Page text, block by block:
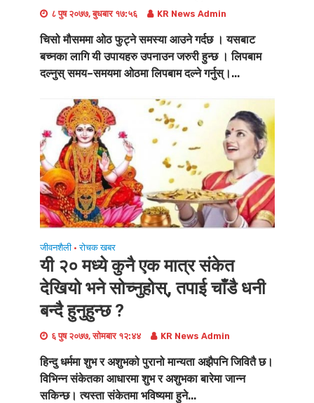
८ पुष २०७७, बुधबार १७:५६ KR News Admin
चिसो मौसममा ओठ फुट्ने समस्या आउने गर्दछ । यसबाट
बच्नका लागि यी उपायहरु उपनाउन जरुरी हुन्छ । लिपबाम
दल्नुस् समय–समयमा ओठमा लिपबाम दल्ने गर्नुस्।...
जीवनशैली • रोचक खबर
यी २० मध्ये कुनै एक मात्र संकेत
देखियो भने सोच्नुहोस्, तपाई चाँडै धनी
बन्दै हुनुहुन्छ ?
६ पुष २०७७, सोमबार १२:४४ KR News Admin
हिन्दु धर्ममा शुभ र अशुभको पुरानो मान्यता अझैपनि जिवितै छ।
विभिन्न संकेतका आधारमा शुभ र अशुभका बारेमा जान्न
सकिन्छ। त्यस्ता संकेतमा भविष्यमा हुने...